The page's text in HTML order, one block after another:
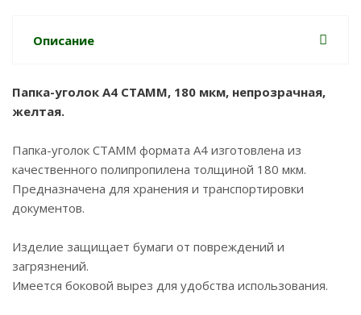
Описание
Папка-уголок А4 СТАММ, 180 мкм, непрозрачная,
желтая.
Папка-уголок СТАММ формата А4 изготовлена из
качественного полипропилена толщиной 180 мкм.
Предназначена для хранения и транспортировки
документов.
Изделие защищает бумаги от повреждений и
загрязнений.
Имеется боковой вырез для удобства использования.